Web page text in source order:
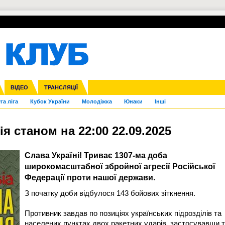
ВІДЕО ТРАНСЛЯЦІЇ
ліга Кубок України Молодіжка Юнаки Інші
Ліга націй Ліга конференцій
Франція ІншіЧЄ-2015 (U-21)
УПЛ-ПЕРЕХОДИ
станом на 22:00 22.09.2025
Слава Україні! Триває 1307-ма доба
широкомасштабної збройної агресії Російської
Федерації проти нашої держави.
З початку доби відбулося 143 бойових зіткнення.
Противник завдав по позиціях українських підрозділів та
населених пунктах двох ракетних ударів, застосувавши